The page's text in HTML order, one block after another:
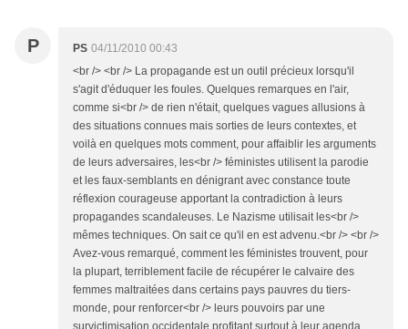
P PS 04/11/2010 00:43
<br /> <br /> La propagande est un outil précieux lorsqu'il
s'agit d'éduquer les foules. Quelques remarques en l'air,
comme si<br /> de rien n'était, quelques vagues allusions à
des situations connues mais sorties de leurs contextes, et
voilà en quelques mots comment, pour affaiblir les arguments
de leurs adversaires, les<br /> féministes utilisent la parodie
et les faux-semblants en dénigrant avec constance toute
réflexion courageuse apportant la contradiction à leurs
propagandes scandaleuses. Le Nazisme utilisait les<br />
mêmes techniques. On sait ce qu'il en est advenu.<br /> <br />
Avez-vous remarqué, comment les féministes trouvent, pour
la plupart, terriblement facile de récupérer le calvaire des
femmes maltraitées dans certains pays pauvres du tiers-
monde, pour renforcer<br /> leurs pouvoirs par une
survictimisation occidentale profitant surtout à leur agenda.